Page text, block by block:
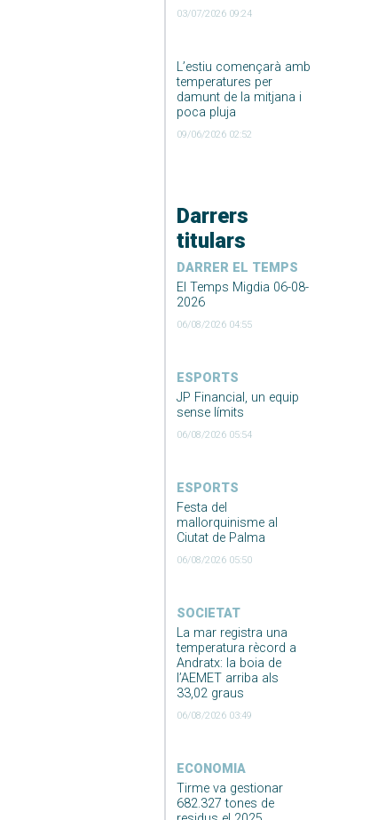
03/07/2026 09:24
L’estiu començarà amb
temperatures per
damunt de la mitjana i
poca pluja
09/06/2026 02:52
Darrers
titulars
DARRER EL TEMPS
El Temps Migdia 06-08-
2026
06/08/2026 04:55
ESPORTS
JP Financial, un equip
sense límits
06/08/2026 05:54
ESPORTS
Festa del
mallorquinisme al
Ciutat de Palma
06/08/2026 05:50
SOCIETAT
La mar registra una
temperatura rècord a
Andratx: la boia de
l’AEMET arriba als
33,02 graus
06/08/2026 03:49
ECONOMIA
Tirme va gestionar
682.327 tones de